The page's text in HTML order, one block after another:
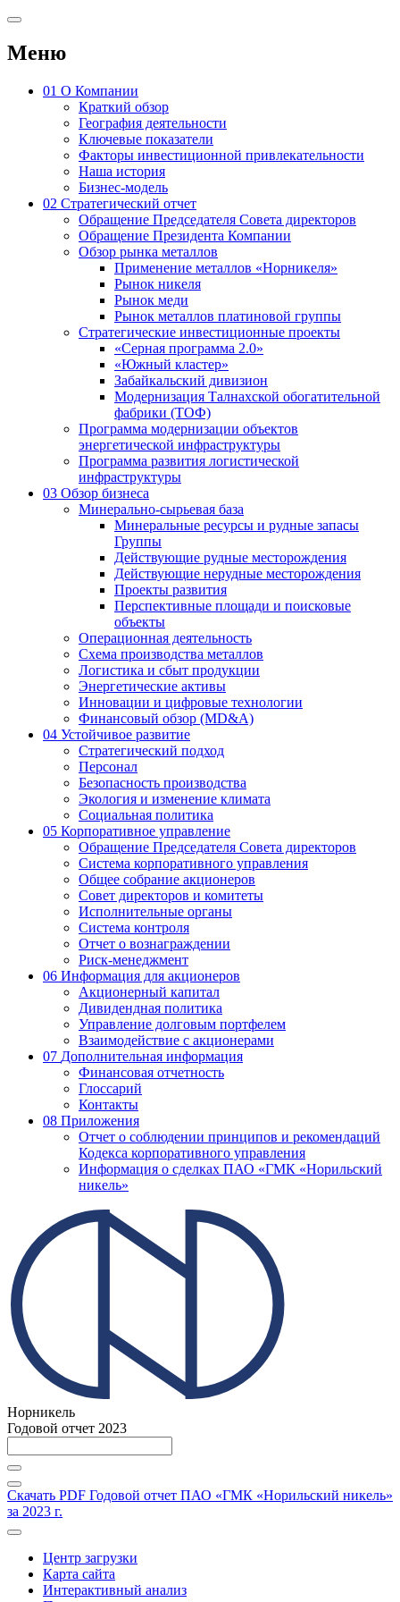
Меню
01 О Компании
Краткий обзор
География деятельности
Ключевые показатели
Факторы инвестиционной привлекательности
Наша история
Бизнес-модель
02 Стратегический отчет
Обращение Председателя Совета директоров
Обращение Президента Компании
Обзор рынка металлов
Применение металлов «Норникеля»
Рынок никеля
Рынок меди
Рынок металлов платиновой группы
Стратегические инвестиционные проекты
«Серная программа 2.0»
«Южный кластер»
Забайкальский дивизион
Модернизация Талнахской обогатительной
фабрики (ТОФ)
Программа модернизации объектов
энергетической инфраструктуры
Программа развития логистической
инфраструктуры
03 Обзор бизнеса
Минерально-сырьевая база
Минеральные ресурсы и рудные запасы
Группы
Действующие рудные месторождения
Действующие нерудные месторождения
Проекты развития
Перспективные площади и поисковые
объекты
Операционная деятельность
Схема производства металлов
Логистика и сбыт продукции
Энергетические активы
Инновации и цифровые технологии
Финансовый обзор (MD&A)
04 Устойчивое развитие
Стратегический подход
Персонал
Безопасность производства
Экология и изменение климата
Социальная политика
05 Корпоративное управление
Обращение Председателя Совета директоров
Система корпоративного управления
Общее собрание акционеров
Совет директоров и комитеты
Исполнительные органы
Система контроля
Отчет о вознаграждении
Риск-менеджмент
06 Информация для акционеров
Акционерный капитал
Дивидендная политика
Управление долговым портфелем
Взаимодействие с акционерами
07 Дополнительная информация
Финансовая отчетность
Глоссарий
Контакты
08 Приложения
Отчет о соблюдении принципов и рекомендаций
Кодекса корпоративного управления
Информация о сделках ПАО «ГМК «Норильский
никель»
Норникель
Годовой отчет 2023
Скачать PDF Годовой отчет ПАО «ГМК «Норильский никель»
за 2023 г.
Центр загрузки
Карта сайта
Интерактивный анализ